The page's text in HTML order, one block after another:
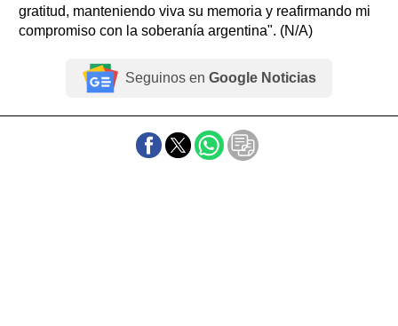
gratitud, manteniendo viva su memoria y reafirmando mi
compromiso con la soberanía argentina". (N/A)
Seguinos en Google Noticias